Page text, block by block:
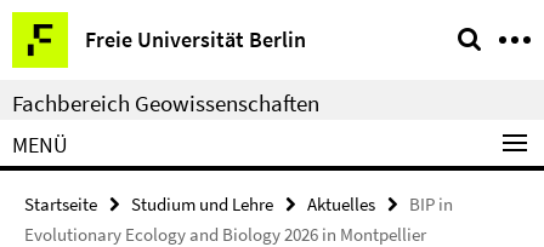
Springe
direkt
zu
Inhalt
Freie Universität Berlin
Service-
Navigation
Fachbereich Geowissenschaften
MENÜ
Startseite Studium und Lehre Aktuelles
BIP in
Evolutionary Ecology and Biology 2026 in Montpellier